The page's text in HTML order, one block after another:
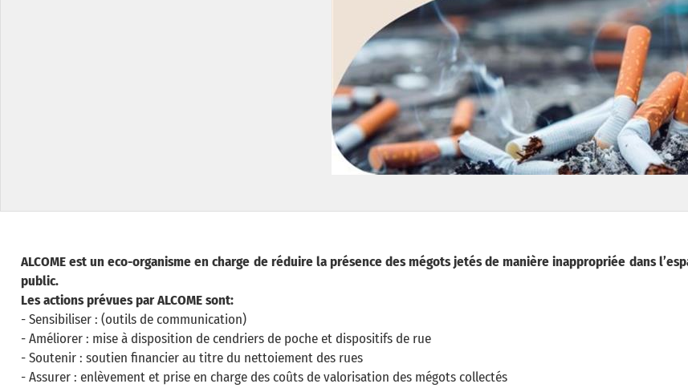
ALCOME est un eco-organisme en charge de réduire la présence des mégots jetés de manière inappropriée dans
public.
Les actions prévues par ALCOME sont:
- Sensibiliser : (outils de communication)
- Améliorer : mise à disposition de cendriers de poche et dispositifs de rue
- Soutenir : soutien financier au titre du nettoiement des rues
- Assurer : enlèvement et prise en charge des coûts de valorisation des mégots collectés